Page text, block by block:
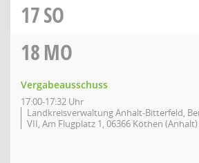
17SO
18MO
Vergabeausschuss
17:00-17:32 Uhr
Landkreisverwaltung Anhalt-Bitterfeld,
VII, Am Flugplatz 1, 06366 Köthen (Anhalt)